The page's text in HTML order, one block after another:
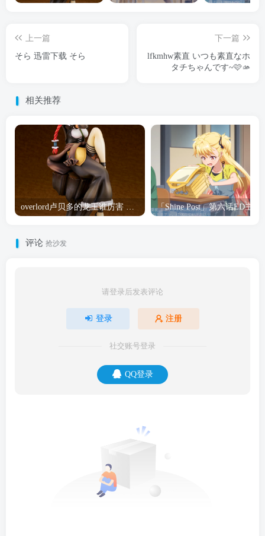
上一篇
そら 迅雷下载 そら
下一篇
lfkmhw素直 いつも素直なホ
タチちゃんです~🩷🫴
相关推荐
overlord卢贝多的龙王谁厉害 「Overlord」露普斯蕾琪娜·贝塔手办开订
评论 抢沙发
请登录后发表评论
登录 注册
社交账号登录
QQ登录